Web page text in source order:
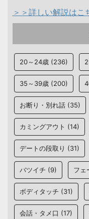
＞＞詳しい解説はこ
20～24歳 (236)
35～39歳 (200)
お断り・別れ話 (35)
カミングアウト (14)
デートの段取り (31)
バツイチ (9) フェ
ボディタッチ (31)
会話・タメ口 (17)